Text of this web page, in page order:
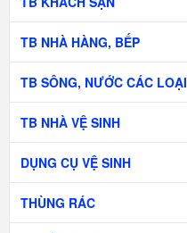
TB NHÀ HÀNG, BẾP
TB SÔNG, NƯỚC CÁC LOẠI
TB NHÀ VỆ SINH
DỤNG CỤ VỆ SINH
THÙNG RÁC